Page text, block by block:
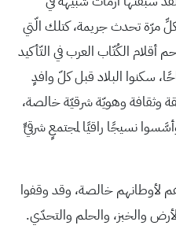
مرّة تحدث جريمة، كتلك الّتي
أقلام الكُتّاب العرب في التّأكيد
سكنوا البلاد قبل كلّ وافدٍ
وثقافة وهويّة شرقيّة خالصة،
نسيجًا راقيًا لمجتمعٍ شرقيٍّ
لأوطانهم خالصة، وقد وقفوا
والخبز، والحلم والتحدّي.